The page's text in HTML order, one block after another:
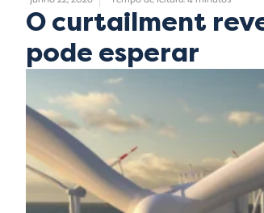
O curtailment
pode esperar